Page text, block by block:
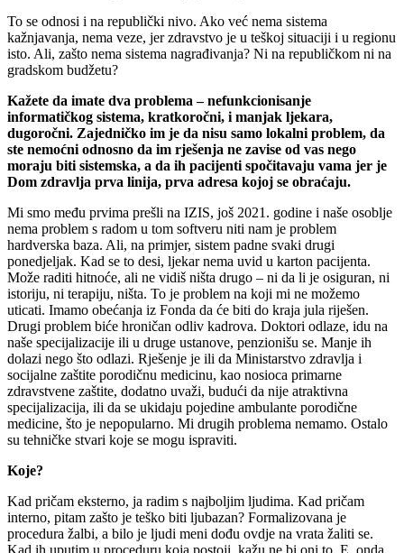
To se odnosi i na republički nivo. Ako već nema sistema
kažnjavanja, nema veze, jer zdravstvo je u teškoj situaciji i u regionu
isto. Ali, zašto nema sistema nagrađivanja? Ni na republičkom ni na
gradskom budžetu?
Kažete da imate dva problema – nefunkcionisanje
informatičkog sistema, kratkoročni, i manjak ljekara,
dugoročni. Zajedničko im je da nisu samo lokalni problem, da
ste nemoćni odnosno da im rješenja ne zavise od vas nego
moraju biti sistemska, a da ih pacijenti spočitavaju vama jer je
Dom zdravlja prva linija, prva adresa kojoj se obraćaju.
Mi smo među prvima prešli na IZIS, još 2021. godine i naše osoblje
nema problem s radom u tom softveru niti nam je problem
hardverska baza. Ali, na primjer, sistem padne svaki drugi
ponedjeljak. Kad se to desi, ljekar nema uvid u karton pacijenta.
Može raditi hitnoće, ali ne vidiš ništa drugo – ni da li je osiguran, ni
istoriju, ni terapiju, ništa. To je problem na koji mi ne možemo
uticati. Imamo obećanja iz Fonda da će biti do kraja jula riješen.
Drugi problem biće hroničan odliv kadrova. Doktori odlaze, idu na
naše specijalizacije ili u druge ustanove, penzionišu se. Manje ih
dolazi nego što odlazi. Rješenje je ili da Ministarstvo zdravlja i
socijalne zaštite porodičnu medicinu, kao nosioca primarne
zdravstvene zaštite, dodatno uvaži, budući da nije atraktivna
specijalizacija, ili da se ukidaju pojedine ambulante porodične
medicine, što je nepopularno. Mi drugih problema nemamo. Ostalo
su tehničke stvari koje se mogu ispraviti.
Koje?
Kad pričam eksterno, ja radim s najboljim ljudima. Kad pričam
interno, pitam zašto je teško biti ljubazan? Formalizovana je
procedura žalbi, a bilo je ljudi meni dođu ovdje na vrata žaliti se.
Kad ih uputim u proceduru koja postoji, kažu ne bi oni to. E, onda,